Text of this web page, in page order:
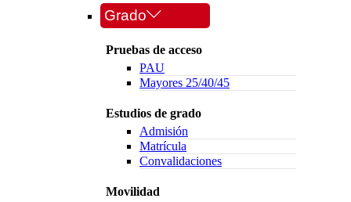
Grado
Pruebas de acceso
PAU
Mayores 25/40/45
Estudios de grado
Admisión
Matrícula
Convalidaciones
Movilidad